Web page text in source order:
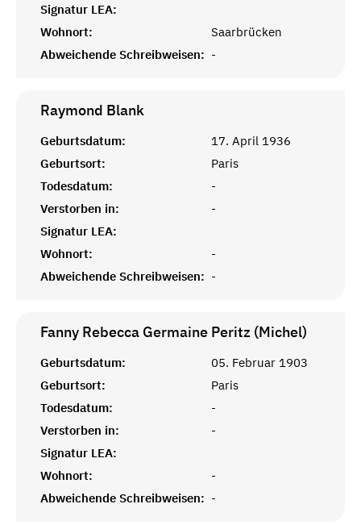
Signatur LEA:
Wohnort:
Saarbrücken
Abweichende Schreibweisen: -
Raymond Blank
Geburtsdatum:
17. April 1936
Geburtsort:
Paris
Todesdatum:
-
Verstorben in:
-
Signatur LEA:
Wohnort:
-
Abweichende Schreibweisen: -
Fanny Rebecca Germaine Peritz (Michel)
Geburtsdatum:
05. Februar 1903
Geburtsort:
Paris
Todesdatum:
-
Verstorben in:
-
Signatur LEA:
Wohnort:
-
Abweichende Schreibweisen: -